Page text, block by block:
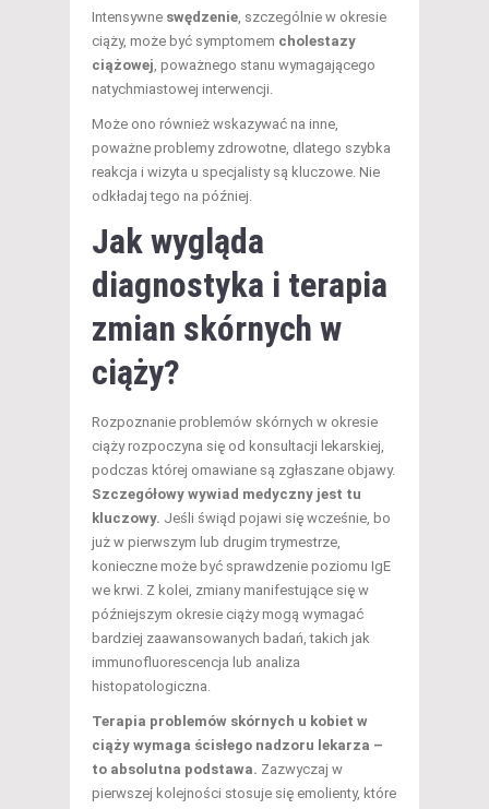
Intensywne swędzenie, szczególnie w okresie
ciąży, może być symptomem cholestazy
ciążowej, poważnego stanu wymagającego
natychmiastowej interwencji.
Może ono również wskazywać na inne,
poważne problemy zdrowotne, dlatego szybka
reakcja i wizyta u specjalisty są kluczowe. Nie
odkładaj tego na później.
Jak wygląda
diagnostyka i terapia
zmian skórnych w
ciąży?
Rozpoznanie problemów skórnych w okresie
ciąży rozpoczyna się od konsultacji lekarskiej,
podczas której omawiane są zgłaszane objawy.
Szczegółowy wywiad medyczny jest tu
kluczowy. Jeśli świąd pojawi się wcześnie, bo
już w pierwszym lub drugim trymestrze,
konieczne może być sprawdzenie poziomu IgE
we krwi. Z kolei, zmiany manifestujące się w
późniejszym okresie ciąży mogą wymagać
bardziej zaawansowanych badań, takich jak
immunofluorescencja lub analiza
histopatologiczna.
Terapia problemów skórnych u kobiet w
ciąży wymaga ścisłego nadzoru lekarza –
to absolutna podstawa. Zazwyczaj w
pierwszej kolejności stosuje się emolienty, które